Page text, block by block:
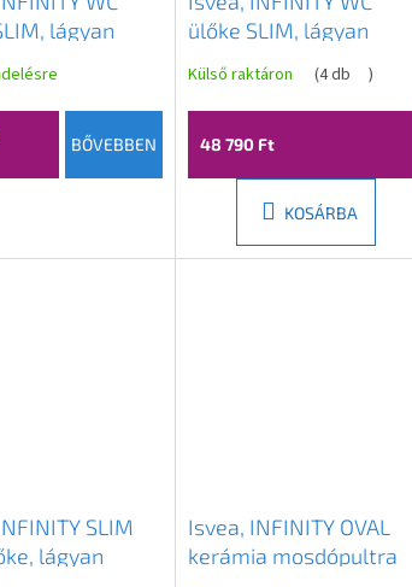
lágyan
40KF0547I
BŐVEBBEN
ülőke SLIM, lágyan
terrakotta, 40KF0548I
Külső raktáron (4 db )
48 790 Ft
KOSÁRBA
SLIM
lágyan
Isvea, INFINITY OVAL
kerámia mosdópultra